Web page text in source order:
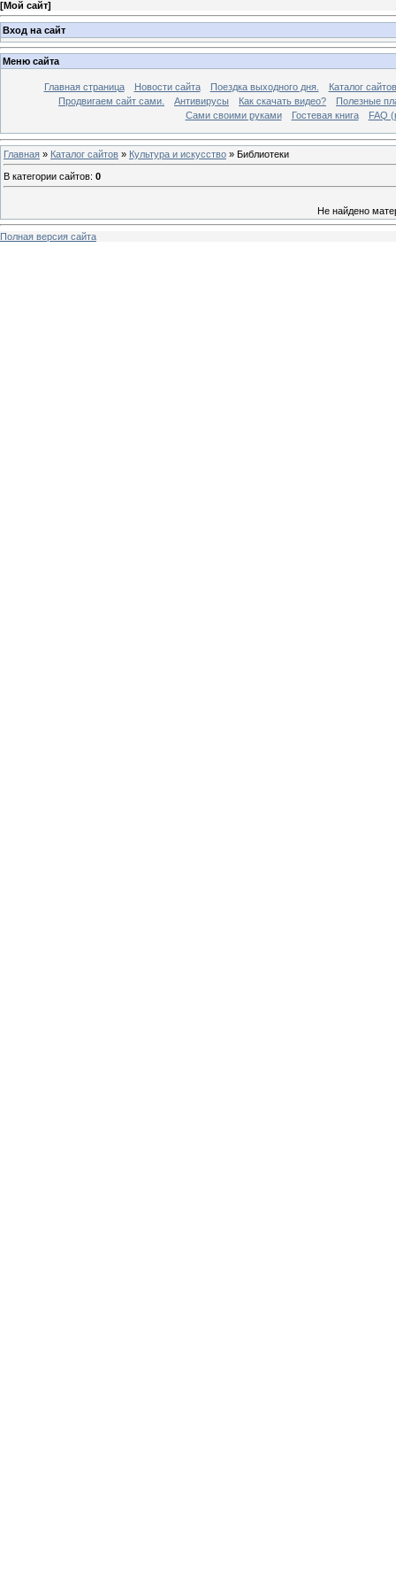
[Мой сайт]
Вход на сайт
Меню сайта
Главная страница Новости сайта Поездка выходного дня.
Каталог сайтов
Продвигаем сайт сами.
Антивирусы Как скачать видео?
Полезные
Сами своими руками
Гостевая книга FAQ
Главная » Каталог сайтов » Культура и искусство » Библиотеки
В категории сайтов: 0
Не найдено
Полная версия сайта